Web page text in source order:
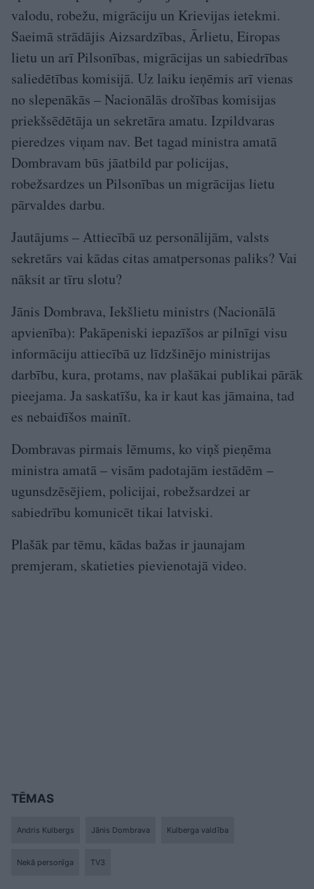
valodu, robežu, migrāciju un Krievijas ietekmi.
Saeimā strādājis Aizsardzības, Ārlietu, Eiropas
lietu un arī Pilsonības, migrācijas un sabiedrības
saliedētības komisijā. Uz laiku ieņēmis arī vienas
no slepenākās – Nacionālās drošības komisijas
priekšsēdētāja un sekretāra amatu. Izpildvaras
pieredzes viņam nav. Bet tagad ministra amatā
Dombravam būs jāatbild par policijas,
robežsardzes un Pilsonības un migrācijas lietu
pārvaldes darbu.
Jautājums – Attiecībā uz personālijām, valsts
sekretārs vai kādas citas amatpersonas paliks? Vai
nāksit ar tīru slotu?
Jānis Dombrava, Iekšlietu ministrs (Nacionālā
apvienība): Pakāpeniski iepazīšos ar pilnīgi visu
informāciju attiecībā uz līdzšinējo ministrijas
darbību, kura, protams, nav plašākai publikai pārāk
pieejama. Ja saskatīšu, ka ir kaut kas jāmaina, tad
es nebaidīšos mainīt.
Dombravas pirmais lēmums, ko viņš pieņēma
ministra amatā – visām padotajām iestādēm –
ugunsdzēsējiem, policijai, robežsardzei ar
sabiedrību komunicēt tikai latviski.
Plašāk par tēmu, kādas bažas ir jaunajam
premjeram, skatieties pievienotajā video.
TĒMAS
Andris Kulbergs Jānis Dombrava Kulberga valdība
Nekā personīga TV3